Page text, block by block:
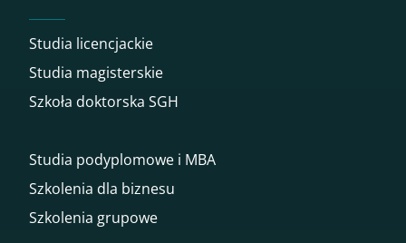
Studia licencjackie
Studia magisterskie
Szkoła doktorska SGH
Studia podyplomowe i MBA
Szkolenia dla biznesu
Szkolenia grupowe